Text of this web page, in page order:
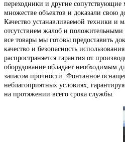
переходники и другие сопутствующие
множестве объектов и доказали свою
Качество устанавливаемой техники и
отсутствием жалоб и
все товары мы готовы предоставить
качество и безопасность
распространяется гарантия от
оборудование обладает необходимым
запасом прочности. Фонтанное
неблагоприятных условиях,
на протяжении всего срока службы.